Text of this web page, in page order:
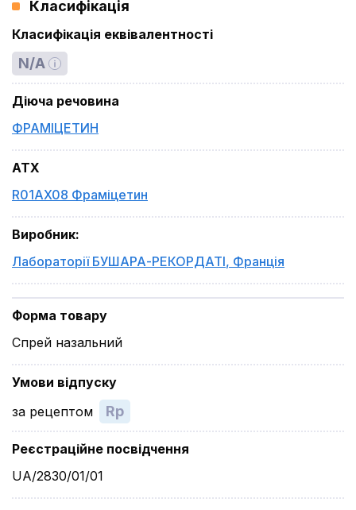
Класифікація
Класифікація еквівалентності
N/A
Діюча речовина
ФРАМІЦЕТИН
ATX
R01AX08 Фраміцетин
Виробник:
Лабораторії БУШАРА-РЕКОРДАТІ, Франція
Форма товару
Спрей назальний
Умови відпуску
за рецептом
Rp
Реєстраційне посвідчення
UA/2830/01/01